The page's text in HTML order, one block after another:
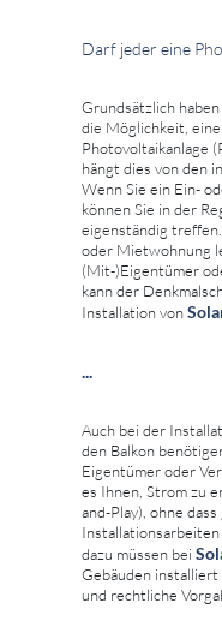
Darf jeder eine
Grundsätzlich
die Möglichkeit,
Photovoltaikanlage
hängt dies von den
Wenn Sie ein Ein-
können Sie in der
eigenständig
oder Mietwohnung
(Mit-)Eigentümer
kann der
Installation von
Auch bei der
den Balkon
Eigentümer oder
es Ihnen, Strom zu
and-Play), ohne
dazu müssen bei
Gebäuden
und rechtliche